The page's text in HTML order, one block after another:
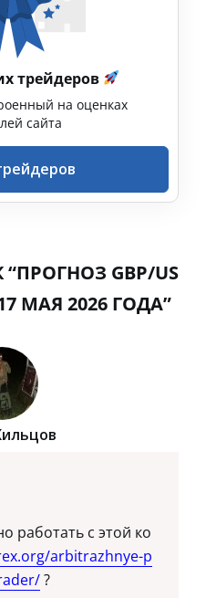
трейдеров
на оценках
сайта
GBP/US
МАЯ 2026 ГОДА”
работать с этой ко
arbitrazhnye-p
?